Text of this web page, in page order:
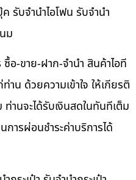
รับจำนำไอโฟน รับจำนำ
ม
อ-ขาย-ฝาก-จำนำ สินค้าไอที
าน ด้วยความเข้าใจ ให้เกียรติ
ท่านจะได้รับเงินสดในทันทีเต็ม
ารผ่อนชำระค่าบริการได้